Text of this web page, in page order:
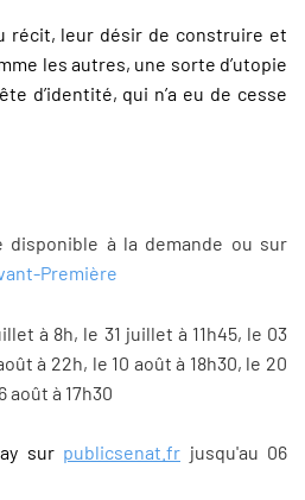
récit, leur désir de construire et
les autres, une sorte d’utopie
d’identité, qui n’a eu de cesse
disponible à la demande ou sur
Première
à 8h, le 31 juillet à 11h45, le 03
à 22h, le 10 août à 18h30, le 20
août à 17h30
sur publicsenat.fr jusqu'au 06